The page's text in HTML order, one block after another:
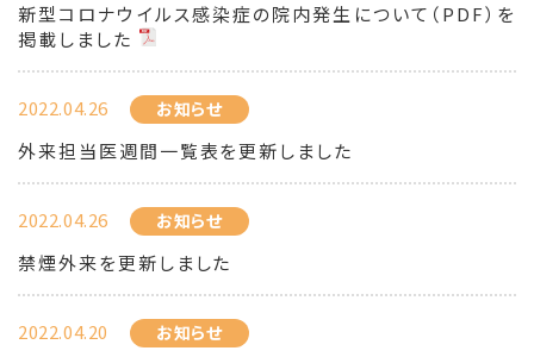
新型コロナウイルス感染症の院内発生について（PDF）を
掲載しました
2022.04.26 お知らせ
外来担当医週間一覧表を更新しました
2022.04.26 お知らせ
禁煙外来を更新しました
2022.04.20 お知らせ